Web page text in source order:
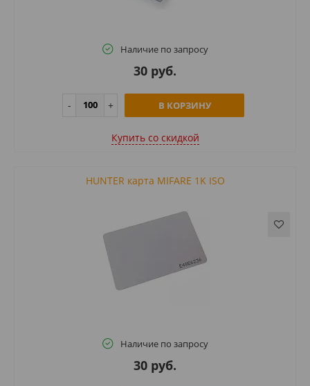
Наличие по запросу
30 руб.
В КОРЗИНУ
Купить cо скидкой
HUNTER карта MIFARE 1K ISO
Наличие по запросу
30 руб.